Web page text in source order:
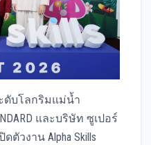
ดับโลกริมแม่น้ำ
และบริษัท ซูเปอร์
ตัวงาน Alpha Skills